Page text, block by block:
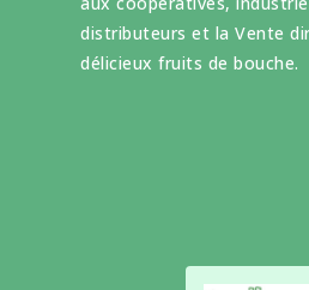
distributeurs et la Vente
délicieux fruits de bouche.